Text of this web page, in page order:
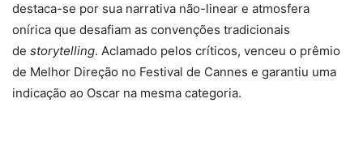
destaca-se por sua narrativa não-linear e atmosfera
onírica que desafiam as convenções tradicionais
de storytelling. Aclamado pelos críticos, venceu o prêmio
de Melhor Direção no Festival de Cannes e garantiu uma
indicação ao Oscar na mesma categoria.